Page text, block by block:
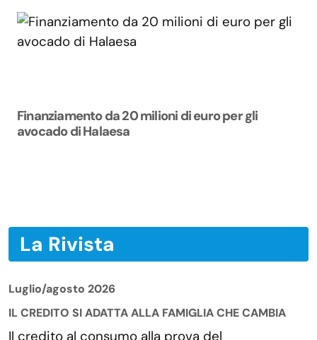
Finanziamento da 20 milioni di euro per gli
avocado di Halaesa
La Rivista
Luglio/agosto 2026
IL CREDITO SI ADATTA ALLA FAMIGLIA CHE CAMBIA
Il credito al consumo alla prova del